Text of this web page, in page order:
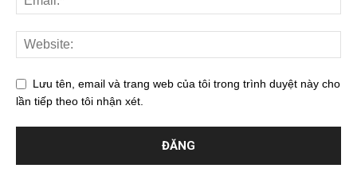
Lưu tên, email và trang web của tôi trong trình duyệt này cho
lần tiếp theo tôi nhận xét.